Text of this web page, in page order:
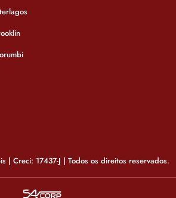
| Creci: 17437-J | Todos os direitos reservados.